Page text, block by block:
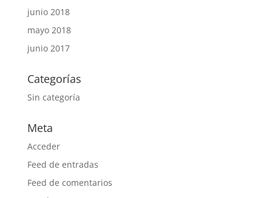
junio 2018
mayo 2018
junio 2017
Categorías
Sin categoría
Meta
Acceder
Feed de entradas
Feed de comentarios